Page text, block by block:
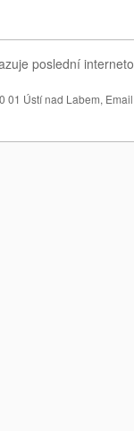
poslední
01 Ústí nad Labem,